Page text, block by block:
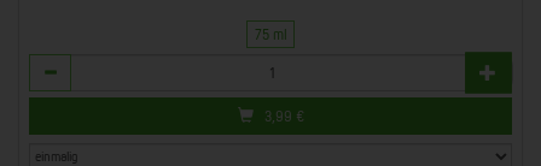
75 ml
Anzahl
3,99 €